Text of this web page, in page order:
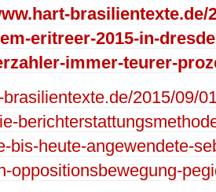
brasilientexte.de/
eritreer-2015-in-
immer-teurer-
brasilientexte.de/2015/09/
bis-heute-angewendete-
oppositionsbewegung-